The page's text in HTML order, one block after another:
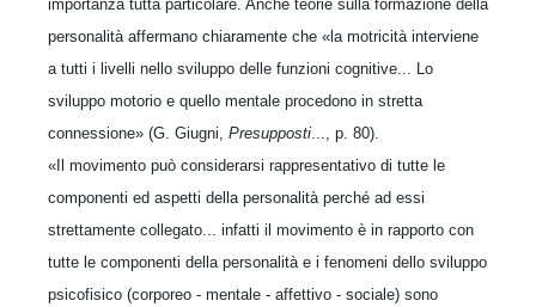
importanza tutta particolare. Anche teorie sulla formazione della
personalità affermano chiaramente che «la motricità interviene
a tutti i livelli nello sviluppo delle funzioni cognitive... Lo
sviluppo motorio e quello mentale procedono in stretta
connessione» (G. Giugni, Presupposti ..., p. 80).
«Il movimento può considerarsi rappresentativo di tutte le
componenti ed aspetti della personalità perché ad essi
strettamente collegato... infatti il movimento è in rapporto con
tutte le componenti della personalità e i fenomeni dello sviluppo
psicofisico (corporeo - mentale - affettivo - sociale) sono